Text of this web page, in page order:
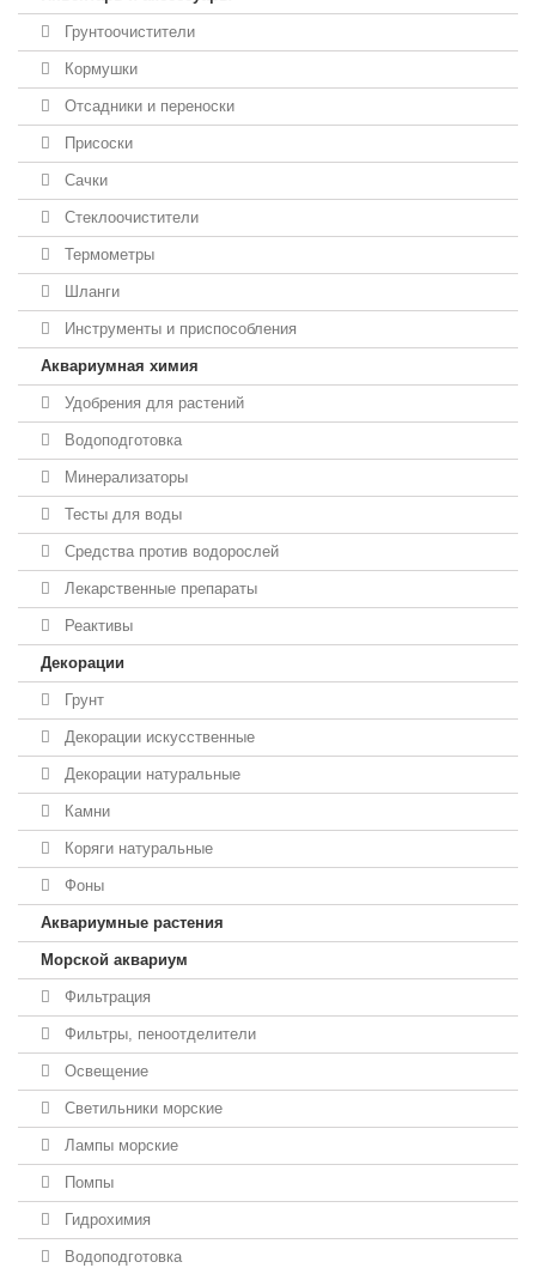
Грунтоочистители
Кормушки
Отсадники и переноски
Присоски
Сачки
Стеклоочистители
Термометры
Шланги
Инструменты и приспособления
Аквариумная химия
Удобрения для растений
Водоподготовка
Минерализаторы
Тесты для воды
Средства против водорослей
Лекарственные препараты
Реактивы
Декорации
Грунт
Декорации искусственные
Декорации натуральные
Камни
Коряги натуральные
Фоны
Аквариумные растения
Морской аквариум
Фильтрация
Фильтры, пеноотделители
Освещение
Светильники морские
Лампы морские
Помпы
Гидрохимия
Водоподготовка